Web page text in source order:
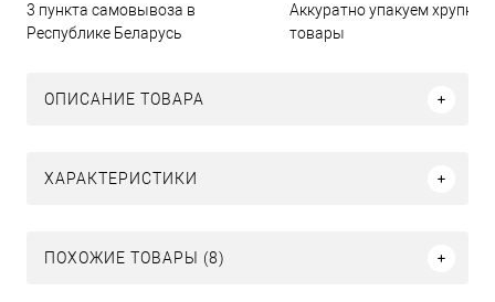
3 пункта самовывоза в
Республике Беларусь
Аккуратно упакуем хрупкие
товары
ОПИСАНИЕ ТОВАРА
ХАРАКТЕРИСТИКИ
ПОХОЖИЕ ТОВАРЫ (8)